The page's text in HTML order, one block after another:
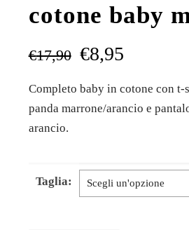
cotone baby
€17,90 €8,95
Completo baby in cotone con t-
panda marrone/arancio e
arancio.
Taglia: